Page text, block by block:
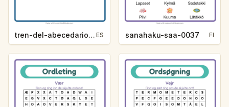
tren-del-abecedario-pista-de-letra-clima-c438 ES sanahaku-saa-0037 FI